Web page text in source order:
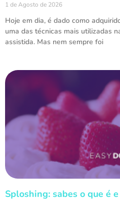
1 de Agosto de 2026
Hoje em dia, é dado como
uma das técnicas mais utilizadas
assistida. Mas nem sempre foi
Sploshing: sabes o que é